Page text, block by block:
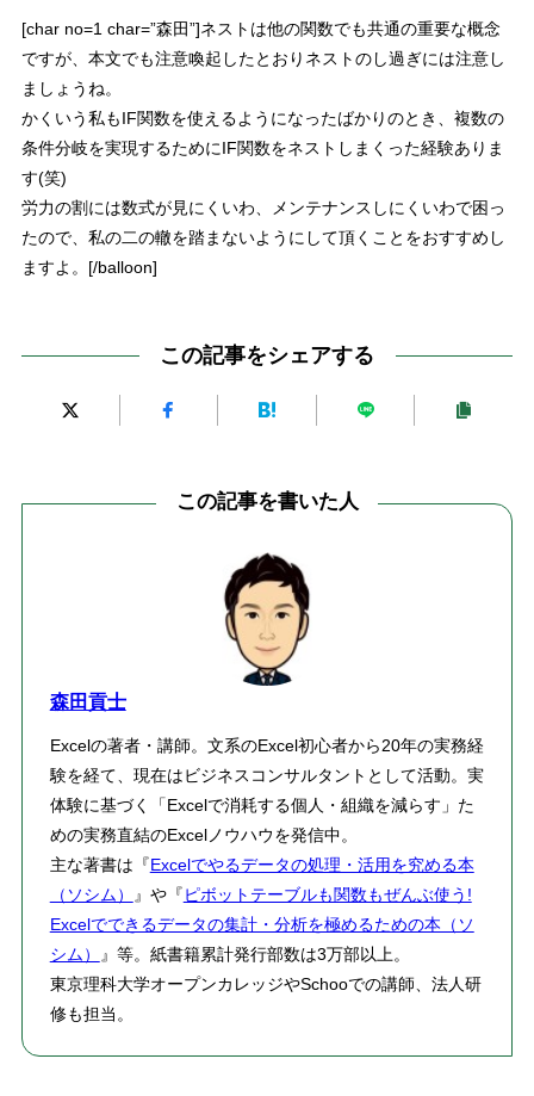
[char no=1 char=”森田”]ネストは他の関数でも共通の重要な概念
ですが、本文でも注意喚起したとおりネストのし過ぎには注意し
ましょうね。
かくいう私もIF関数を使えるようになったばかりのとき、複数の
条件分岐を実現するためにIF関数をネストしまくった経験ありま
す(笑)
労力の割には数式が見にくいわ、メンテナンスしにくいわで困っ
たので、私の二の轍を踏まないようにして頂くことをおすすめし
ますよ。[/balloon]
この記事をシェアする
この記事を書いた人
森田貢士
Excelの著者・講師。文系のExcel初心者から20年の実務経
験を経て、現在はビジネスコンサルタントとして活動。実
体験に基づく「Excelで消耗する個人・組織を減らす」た
めの実務直結のExcelノウハウを発信中。
主な著書は『Excelでやるデータの処理・活用を究める本
（ソシム）
』や『ピボットテーブルも関数もぜんぶ使う!
Excelでできるデータの集計・分析を極めるための本（ソ
シム）
』等。紙書籍累計発行部数は3万部以上。
東京理科大学オープンカレッジやSchooでの講師、法人研
修も担当。